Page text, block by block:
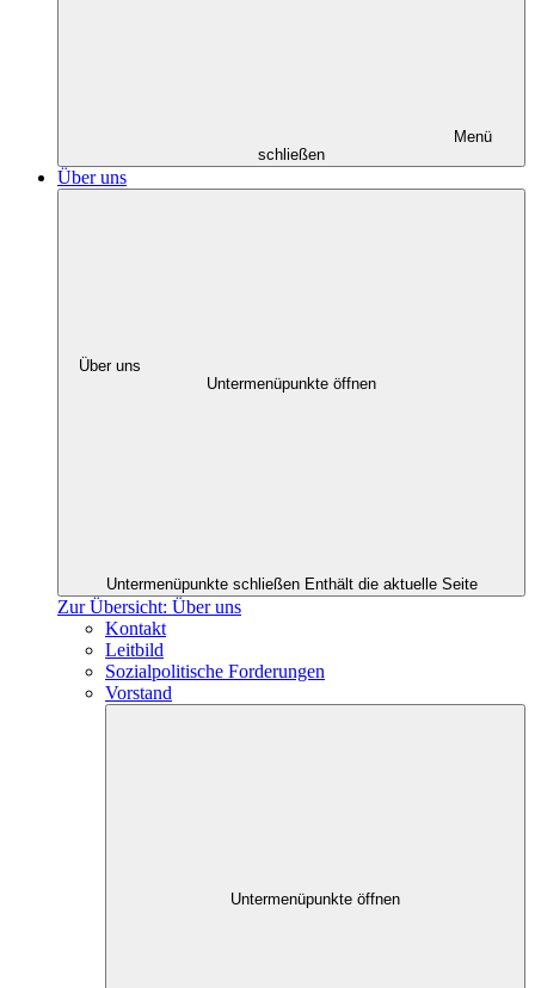
Menü
schließen
Über uns
Über uns
Untermenüpunkte öffnen
Untermenüpunkte schließen Enthält die aktuelle Seite
Zur Übersicht: Über uns
Kontakt
Leitbild
Sozialpolitische Forderungen
Vorstand
Untermenüpunkte öffnen